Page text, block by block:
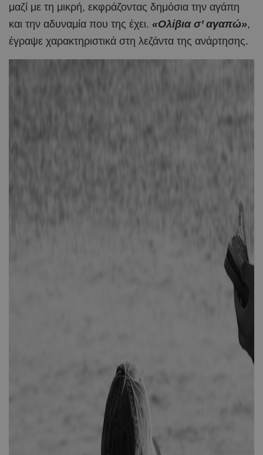
μαζί με τη μικρή, εκφράζοντας δημόσια την αγάπη
και την αδυναμία που της έχει. «Ολίβια σ’ αγαπώ»,
έγραψε χαρακτηριστικά στη λεζάντα της ανάρτησης.